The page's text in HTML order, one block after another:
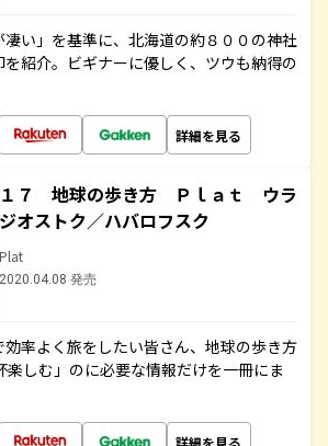
凄い」を基準に、北海道の約８００の神社
紹介。ビギナーに優しく、ツウも納得の
詳細を見る
１７ 地球の歩き方 Ｐｌａｔ ウラ
ジオストク／ハバロフスク
Plat
2020.04.08 発売
率よく旅をしたい皆さん、地球の歩き方
しむ」のに必要な情報だけを一冊にま
詳細を見る